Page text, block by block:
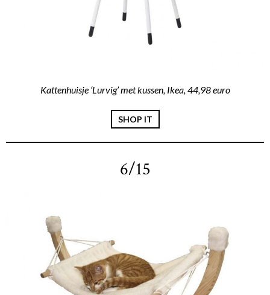
Kattenhuisje ‘Lurvig’ met kussen, Ikea, 44,98 euro
SHOP IT
6/15